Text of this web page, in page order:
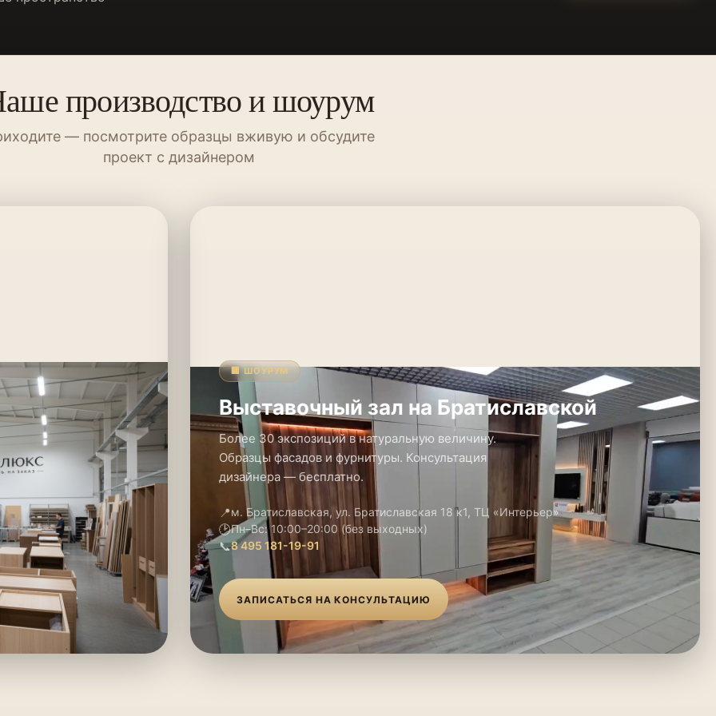
производство и шоурум
— посмотрите образцы вживую и обсудите
проект с дизайнером
🏢 ШОУРУМ
Выставочный зал на Братиславской
Более 30 экспозиций в натуральную величину.
Образцы фасадов и фурнитуры. Консультация
дизайнера — бесплатно.
📍м. Братиславская, ул. Братиславская 18 к1, ТЦ «Интерьер»
🕑Пн–Вс: 10:00–20:00 (без выходных)
📞8 495 181-19-91
ЗАПИСАТЬСЯ НА КОНСУЛЬТАЦИЮ